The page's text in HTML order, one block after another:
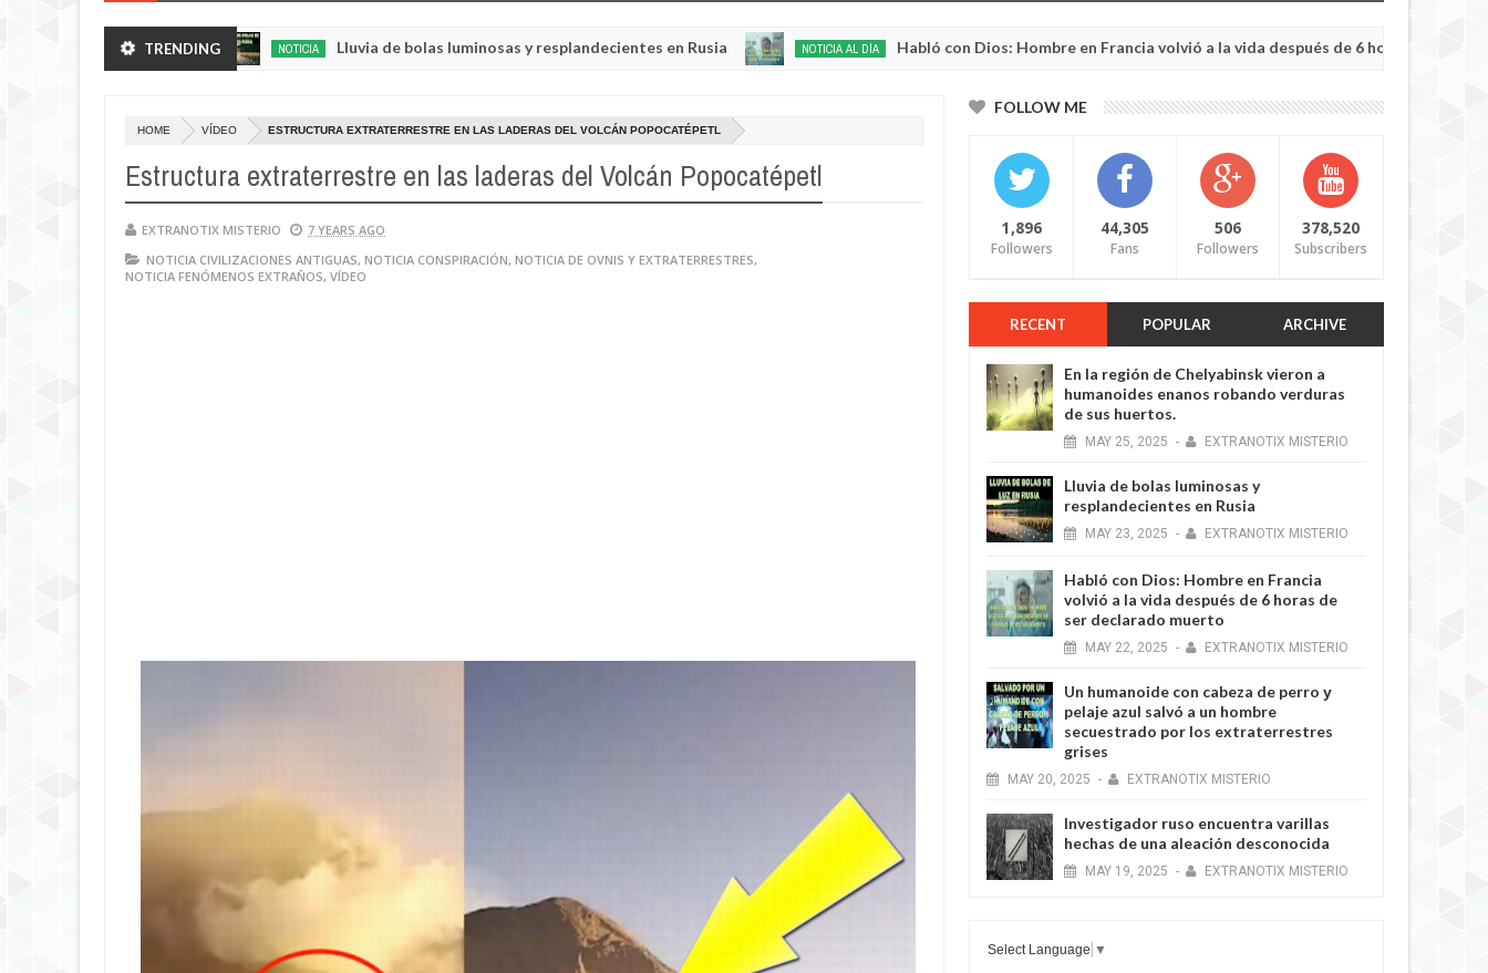
TRENDING
de sus huertos.
May
NOTICIA Lluvia de bolas luminosas y resplandecientes en Rusia NOTICIA AL DÍA Habló con Dios: Hombre en Francia volvió a la vida después de 6 horas de ser declarado
HOME VÍDEO ESTRUCTURA EXTRATERRESTRE EN LAS LADERAS DEL VOLCÁN POPOCATÉPETL
Estructura extraterrestre en las laderas del Volcán Popocatépetl
EXTRANOTIX MISTERIO
7 YEARS AGO
NOTICIA CIVILIZACIONES ANTIGUAS, NOTICIA CONSPIRACIÓN, NOTICIA DE OVNIS Y EXTRATERRESTRES,
NOTICIA FENÓMENOS EXTRAÑOS, VÍDEO
FOLLOW ME
1,896
Followers
44,305
Fans
506
Followers
378,520
Subscribers
RECENT POPULAR ARCHIVE
En la región de Chelyabinsk vieron a
humanoides enanos robando verduras
de sus huertos.
MAY 25, 2025 - EXTRANOTIX MISTERIO
Lluvia de bolas luminosas y
resplandecientes en Rusia
MAY 23, 2025 - EXTRANOTIX MISTERIO
Habló con Dios: Hombre en Francia
volvió a la vida después de 6 horas de
ser declarado muerto
MAY 22, 2025 - EXTRANOTIX MISTERIO
Un humanoide con cabeza de perro у
pelaje azul salvó a un hombre
secuestrado por los extraterrestres
grises
MAY 20, 2025 - EXTRANOTIX MISTERIO
Investigador ruso encuentra varillas
hechas de una aleación desconocida
MAY 19, 2025 - EXTRANOTIX MISTERIO
Select Language ▼